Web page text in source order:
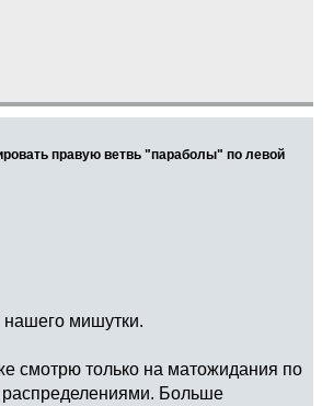
правую ветвь "параболы" по левой
нашего мишутки.
смотрю только на матожидания по
Больше